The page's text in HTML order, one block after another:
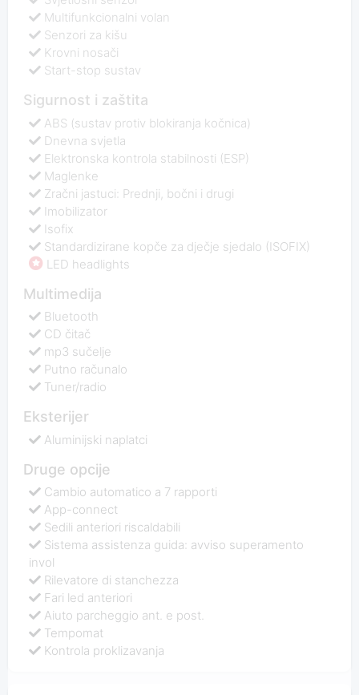
Multifunkcionalni volan
Senzori za kišu
Krovni nosači
Start-stop sustav
Sigurnost i zaštita
ABS (sustav protiv blokiranja kočnica)
Dnevna svjetla
Elektronska kontrola stabilnosti (ESP)
Maglenke
Zračni jastuci: Prednji, bočni i drugi
Imobilizator
Isofix
Standardizirane kopče za dječje sjedalo (ISOFIX)
LED headlights
Multimedija
Bluetooth
CD čitač
mp3 sučelje
Putno računalo
Tuner/radio
Eksterijer
Aluminijski naplatci
Druge opcije
Cambio automatico a 7 rapporti
App-connect
Sedili anteriori riscaldabili
Sistema assistenza guida: avviso superamento
invol
Rilevatore di stanchezza
Fari led anteriori
Aiuto parcheggio ant. e post.
Tempomat
Kontrola proklizavanja